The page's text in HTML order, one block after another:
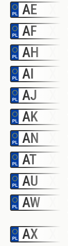
AE
AF
AH
AI
AJ
AK
AN
AT
AU
AW
AX